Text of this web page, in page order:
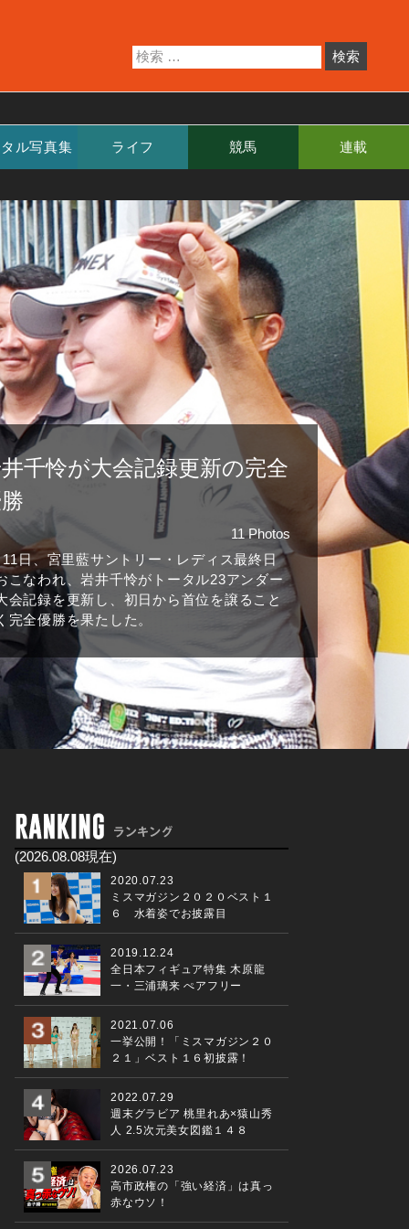
ル写真集 ライフ 競馬 連載
千怜が大会記録更新の完全
11 Photos
日、宮里藍サントリー・レディス最終日
こなわれ、岩井千怜がトータル23アンダー
会記録を更新し、初日から首位を譲ること
完全優勝を果たした。
(2026.08.08現在)
2020.07.23
ミスマガジン２０２０ベスト１
６ 水着姿でお披露目
2019.12.24
全日本フィギュア特集 木原龍
一・三浦璃来 ぺアフリー
2021.07.06
一挙公開！「ミスマガジン２０
２１」ベスト１６初披露！
2022.07.29
週末グラビア 桃里れあ×猿山秀
人 2.5次元美女図鑑１４８
2026.07.23
高市政権の「強い経済」は真っ
赤なウソ！